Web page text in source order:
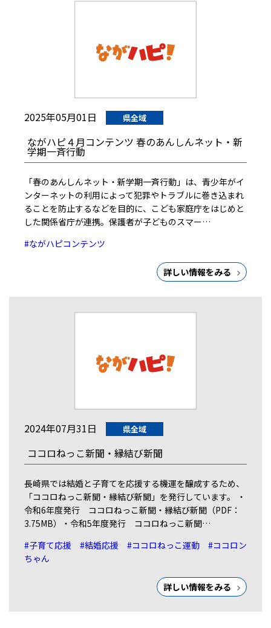
2025年05月01日 県全域
ながハピ４月コンテンツ 春のあんしんネット・新
学期一斉行動
「春のあんしんネット・新学期一斉行動」は、青少年がイ
ンターネットの利用によって犯罪やトラブルに巻き込まれ
ることを防止するなどを目的に、こども家庭庁をはじめと
した関係省庁が連携。保護者が子どものスマー…
#ながハピコンテンツ
詳しい情報をみる
2024年07月31日 県全域
ココロねっこ新聞・縁結び新聞
長崎県では結婚と子育てを応援する機運を醸成するため、
「ココロねっこ新聞・縁結び新聞」を発行しています。 ・
令和6年度発行 ココロねっこ新聞・縁結び新聞（PDF：
3.75MB）・令和5年度発行 ココロねっこ新聞…
#子育て応援
#結婚応援 #ココロねっこ運動
#ココロン
ちゃん
詳しい情報をみる